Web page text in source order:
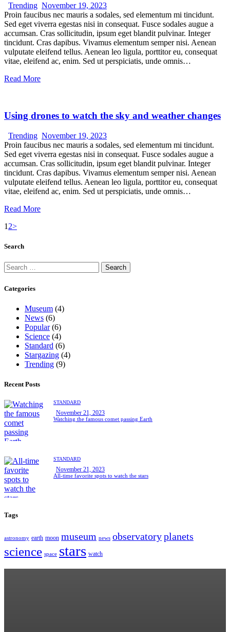
Trending November 19, 2023
Proin faucibus nec mauris a sodales, sed elementum mi tincidunt.
Sed eget viverra egestas nisi in consequat. Fusce sodales augue a
accumsan. Cras sollicitudin, ipsum eget blandit pulvinar. Integer
tincidunt. Cras dapibus. Vivamus elementum semper nisi. Aenean
vulputate eleifend tellus. Aenean leo ligula, porttitor eu, consequat
vitae, eleifend ac, enim. Sed ut perspiciatis, unde omnis…
Read More
Using drones to watch the sky and weather changes
Trending November 19, 2023
Proin faucibus nec mauris a sodales, sed elementum mi tincidunt.
Sed eget viverra egestas nisi in consequat. Fusce sodales augue a
accumsan. Cras sollicitudin, ipsum eget blandit pulvinar. Integer
tincidunt. Cras dapibus. Vivamus elementum semper nisi. Aenean
vulputate eleifend tellus. Aenean leo ligula, porttitor eu, consequat
vitae, eleifend ac, enim. Sed ut perspiciatis, unde omnis…
Read More
1 2>
Search
Categories
Museum (4)
News (6)
Popular(6)
Science (4)
Standard (6)
Stargazing (4)
Trending (9)
Recent Posts
STANDARD
November 21, 2023
Watching the famous comet passing Earth
STANDARD
November 21, 2023
All-time favorite spots to watch the stars
Tags
astronomy earth moon museum news observatoryplanets
science space stars watch